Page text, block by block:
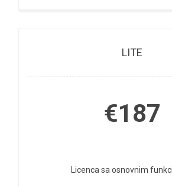
LITE
€187
Licenca sa osnovnim